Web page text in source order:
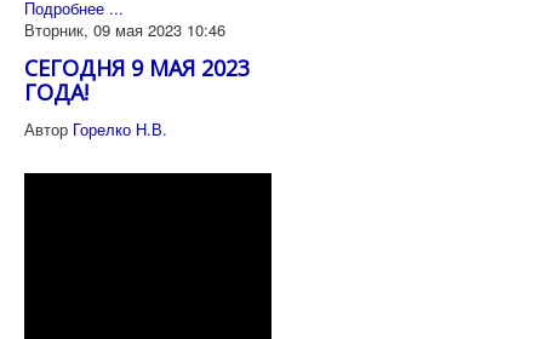
Подробнее ...
Вторник, 09 мая 2023 10:46
СЕГОДНЯ 9 МАЯ 2023
ГОДА!
Автор Горелко Н.В.